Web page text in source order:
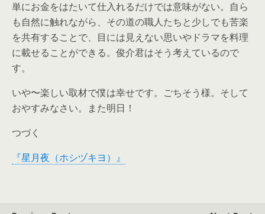
単にお金をはたいて仕入れるだけでは意味がない。自ら
も自然に触れながら、その道の職人たちと少しでも苦楽
を共有することで、目には見えない思いやドラマを料理
に載せることができる。俊介君はそう考えているので
す。
いや〜楽しい取材で僕は幸せです。ごちそう様。そして
おやすみなさい。また明日！
つづく
『星月夜（ホシヅキヨ）』